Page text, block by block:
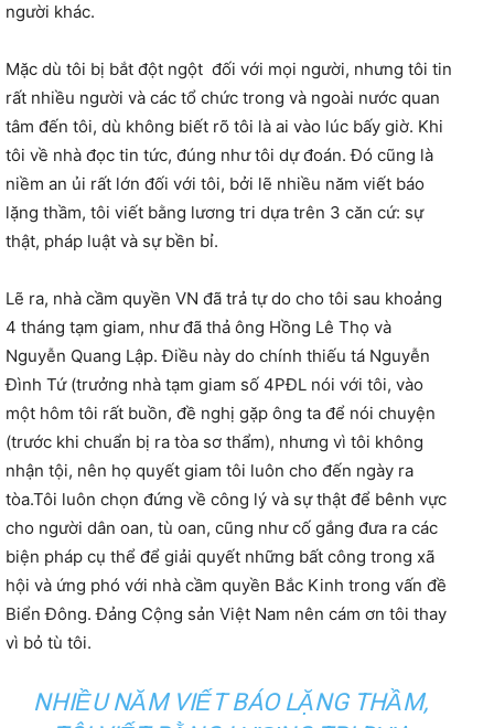
người khác.
Mặc dù tôi bị bắt đột ngột đối với mọi người, nhưng tôi tin
rất nhiều người và các tổ chức trong và ngoài nước quan
tâm đến tôi, dù không biết rõ tôi là ai vào lúc bấy giờ. Khi
tôi về nhà đọc tin tức, đúng như tôi dự đoán. Đó cũng là
niềm an ủi rất lớn đối với tôi, bởi lẽ nhiều năm viết báo
lặng thầm, tôi viết bằng lương tri dựa trên 3 căn cứ: sự
thật, pháp luật và sự bền bỉ.
Lẽ ra, nhà cầm quyền VN đã trả tự do cho tôi sau khoảng
4 tháng tạm giam, như đã thả ông Hồng Lê Thọ và
Nguyễn Quang Lập. Điều này do chính thiếu tá Nguyễn
Đình Tứ (trưởng nhà tạm giam số 4PĐL nói với tôi, vào
một hôm tôi rất buồn, đề nghị gặp ông ta để nói chuyện
(trước khi chuẩn bị ra tòa sơ thẩm), nhưng vì tôi không
nhận tội, nên họ quyết giam tôi luôn cho đến ngày ra
tòa.Tôi luôn chọn đứng về công lý và sự thật để bênh vực
cho người dân oan, tù oan, cũng như cố gắng đưa ra các
biện pháp cụ thể để giải quyết những bất công trong xã
hội và ứng phó với nhà cầm quyền Bắc Kinh trong vấn đề
Biển Đông. Đảng Cộng sản Việt Nam nên cám ơn tôi thay
vì bỏ tù tôi.
NHIỀU NĂM VIẾT BÁO LẶNG THẦM,